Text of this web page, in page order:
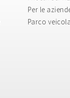
Per le
Parco